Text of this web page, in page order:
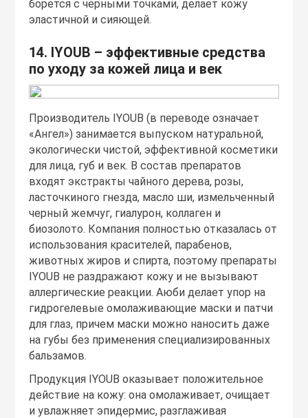
борется с черными точками, делает кожу
эластичной и сияющей.
14. IYOUB – эффективные средства
по уходу за кожей лица и век
Производитель IYOUB (в переводе означает
«Ангел») занимается выпуском натуральной,
экологически чистой, эффективной косметики
для лица, губ и век. В состав препаратов
входят экстракты чайного дерева, розы,
ласточкиного гнезда, масло ши, измельченный
черный жемчуг, гиалурон, коллаген и
биозолото. Компания полностью отказалась от
использования красителей, парабенов,
животных жиров и спирта, поэтому препараты
IYOUB не раздражают кожу и не вызывают
аллергические реакции. Аюби делает упор на
гидрогелевые омолаживающие маски и патчи
для глаз, причем маски можно наносить даже
на губы без применения специализированных
бальзамов.
Продукция IYOUB оказывает положительное
действие на кожу: она омолаживает, очищает
и увлажняет эпидермис, разглаживая